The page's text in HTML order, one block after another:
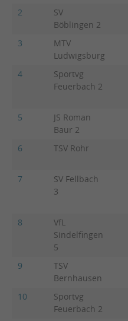
2
SV
Böblingen 2
3
MTV
Ludwigsburg
4
Sportvg
Feuerbach 2
5
JS Roman
Baur 2
6 TSV Rohr
7
SV Fellbach
3
8
VfL
Sindelfingen
5
9
TSV
Bernhausen
10
Sportvg
Feuerbach 2